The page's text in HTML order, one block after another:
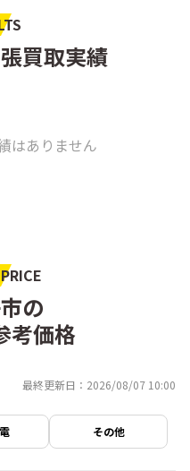
戸吹町
買取実績
はありません
の
考価格
最終更新日：2026/08/07 10:00
その他